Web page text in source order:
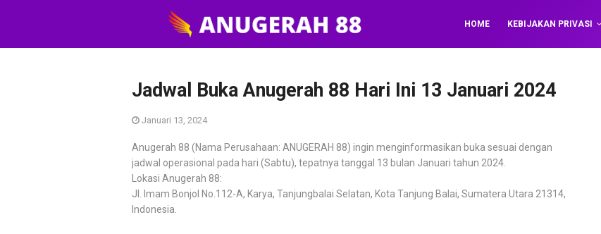
HOME KEBIJAKAN PRIVASI
Jadwal Buka Anugerah 88 Hari Ini 13 Januari 2024
Januari 13, 2024
Anugerah 88 (Nama Perusahaan: ANUGERAH 88) ingin menginformasikan buka sesuai dengan
jadwal operasional pada hari (Sabtu), tepatnya tanggal 13 bulan Januari tahun 2024.
Lokasi Anugerah 88:
Jl. Imam Bonjol No.112-A, Karya, Tanjungbalai Selatan, Kota Tanjung Balai, Sumatera Utara 21314,
Indonesia.